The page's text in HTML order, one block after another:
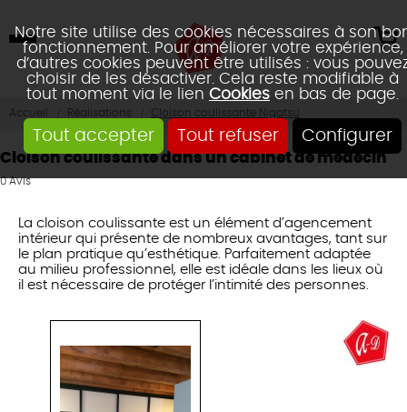
Notre site utilise des cookies nécessaires à son
fonctionnement. Pour améliorer votre expérience,
d’autres cookies peuvent être utilisés : vous
choisir de les désactiver. Cela reste modifiable à
tout moment via le lien Cookies en bas de page.
Tout accepter Tout refuser Configurer
Accueil Réalisations Cloison coulissante Nigatsu
Cloison coulissante dans un cabinet de médecin
0Avis
La cloison coulissante est un élément d’agencement
intérieur qui présente de nombreux avantages, tant sur
le plan pratique qu’esthétique. Parfaitement adaptée
au milieu professionnel, elle est idéale dans les lieux où
il est nécessaire de protéger l’intimité des personnes.